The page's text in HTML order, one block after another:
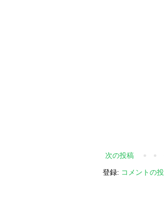
次の投稿
登録: コメントの